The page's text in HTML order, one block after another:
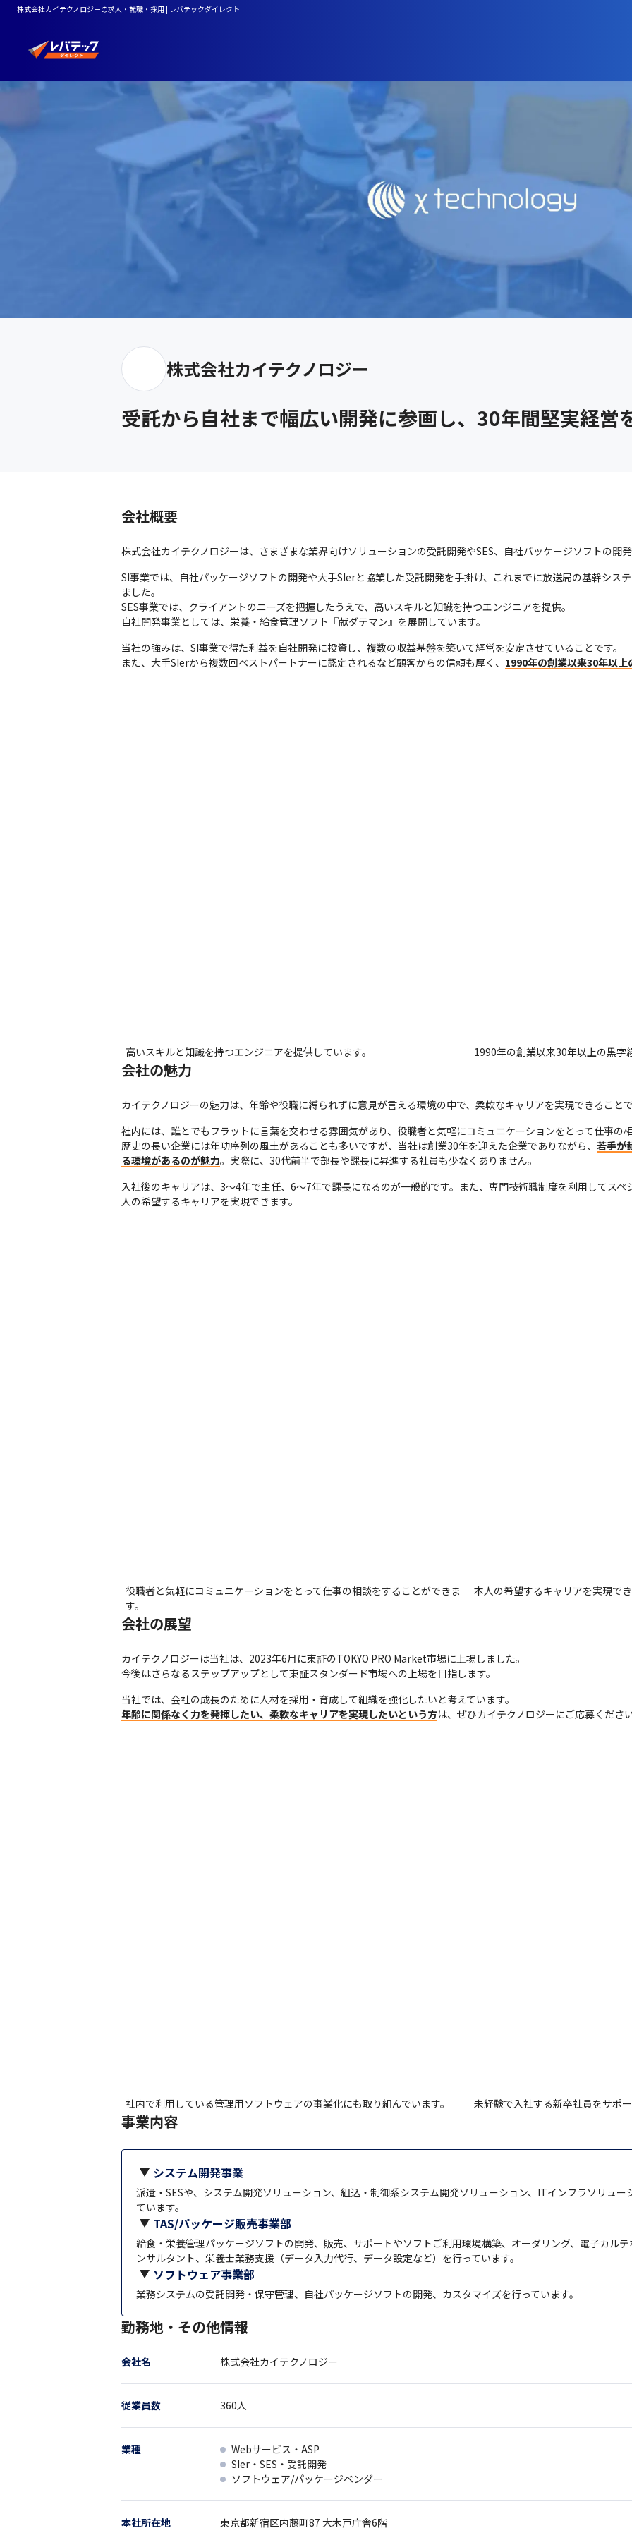
株式会社カイテクノロジーの求人・転職・採用 | レバテックダイレクト
株式会社カイテクノロジー
受託から自社まで幅広い開発に参画し、30年間堅実経営
会社概要
株式会社カイテクノロジーは、さまざまな業界向けソリューションの受託開発やSES、自社パッケージソフトの開発
SI事業では、自社パッケージソフトの開発や大手SIerと協業した受託開発を手掛け、これまでに放送局の基幹シス
ました。
SES事業では、クライアントのニーズを把握したうえで、高いスキルと知識を持つエンジニアを提供。
自社開発事業としては、栄養・給食管理ソフト『献ダテマン』を展開しています。
当社の強みは、SI事業で得た利益を自社開発に投資し、複数の収益基盤を築いて経営を安定させていることです。
また、大手SIerから複数回ベストパートナーに認定されるなど顧客からの信頼も厚く、 1990年の創業以来30年以
高いスキルと知識を持つエンジニアを提供しています。 1990年の創業以来30年以上の黒字
会社の魅力
カイテクノロジーの魅力は、年齢や役職に縛られずに意見が言える環境の中で、柔軟なキャリアを実現できることで
社内には、誰とでもフラットに言葉を交わせる雰囲気があり、役職者と気軽にコミュニケーションをとって仕事の
歴史の長い企業には年功序列の風土があることも多いですが、当社は創業30年を迎えた企業でありながら、 若手が
る環境があるのが魅力。実際に、30代前半で部長や課長に昇進する社員も少なくありません。
入社後のキャリアは、3～4年で主任、6～7年で課長になるのが一般的です。また、専門技術職制度を利用してス
人の希望するキャリアを実現できます。
役職者と気軽にコミュニケーションをとって仕事の相談をすることができま
す。
本人の希望するキャリアを実現でき
会社の展望
カイテクノロジーは当社は、2023年6月に東証のTOKYO PRO Market市場に上場しました。
今後はさらなるステップアップとして東証スタンダード市場への上場を目指します。
年齢に関係なく力を発揮したい、柔軟なキャリアを実現したいという方は、ぜひカイテクノロジーにご応募ください
社内で利用している管理用ソフトウェアの事業化にも取り組んでいます。 未経験で入社する新卒社員をサポ
事業内容
システム開発事業
派遣・SESや、システム開発ソリューション、組込・制御系システム開発ソリューション、ITインフラソリュー
ています。
TAS/パッケージ販売事業部
給食・栄養管理パッケージソフトの開発、販売、サポートやソフトご利用環境構築、オーダリング、電子カル
ンサルタント、栄養士業務支援（データ入力代行、データ設定など）を行っています。
ソフトウェア事業部
業務システムの受託開発・保守管理、自社パッケージソフトの開発、カスタマイズを行っています。
勤務地・その他情報
会社名 株式会社カイテクノロジー
従業員数 360人
業種
Webサービス・ASP
SIer・SES・受託開発
ソフトウェア/パッケージベンダー
本社所在地 東京都新宿区内藤町87 大木戸庁舎6階